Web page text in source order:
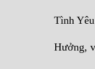
Tình
Hưởng,